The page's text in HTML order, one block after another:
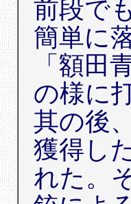
前段で
簡単に
「額田
の様に
其の後
獲得し
れた。